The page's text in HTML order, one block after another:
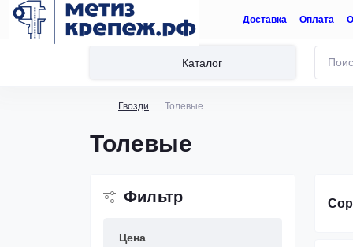
Доставка Оплата
Каталог
Гвозди Толевые
Толевые
Фильтр
Цена